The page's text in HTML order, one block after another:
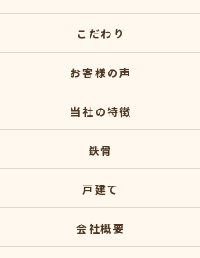
こだわり
お客様の声
当社の特徴
鉄骨
戸建て
会社概要